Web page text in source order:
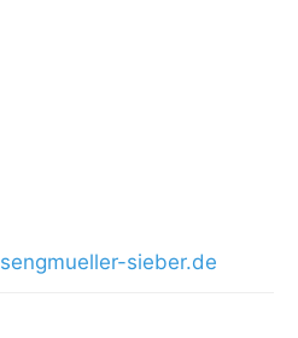
sieber.de